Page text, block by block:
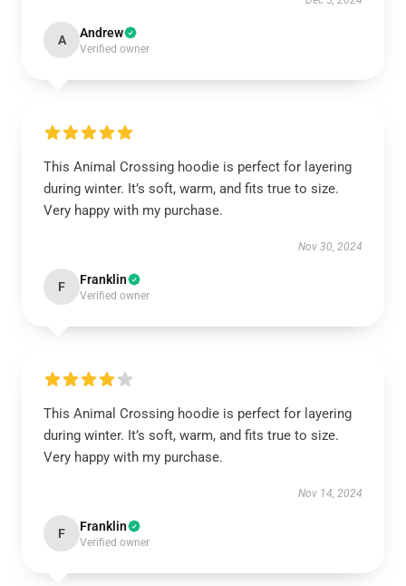
A Andrew
Verified owner
This Animal Crossing hoodie is perfect for layering
during winter. It’s soft, warm, and fits true to size.
Very happy with my purchase.
Nov 30, 2024
F Franklin
Verified owner
This Animal Crossing hoodie is perfect for layering
during winter. It’s soft, warm, and fits true to size.
Very happy with my purchase.
Nov 14, 2024
F Franklin
Verified owner